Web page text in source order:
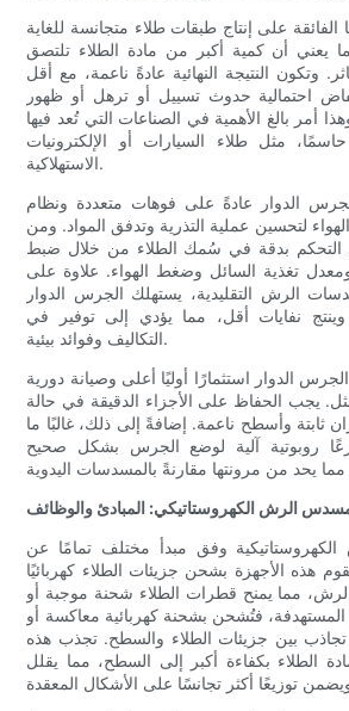
الفائقة على إنتاج طبقات طلاء متجانسة للغاية
يعني أن كمية أكبر من مادة الطلاء تلتصق
وتكون النتيجة النهائية عادةً ناعمة، مع أقل
احتمالية حدوث تسييل أو ترهل أو ظهور
أمر بالغ الأهمية في الصناعات التي تُعد فيها
مثل طلاء السيارات أو الإلكترونيات
الاستهلاكية.
الدوار عادةً على فوهات متعددة ونظام
لتحسين عملية التذرية وتدفق المواد. ومن
التحكم بدقة في سُمك الطلاء من خلال ضبط
تغذية السائل وضغط الهواء. علاوة على
الرش التقليدية، يستهلك الجرس الدوار
نفايات أقل، مما يؤدي إلى توفير في
التكاليف وفوائد بيئية.
الدوار استثمارًا أوليًا أعلى وصيانة دورية
يجب الحفاظ على الأجزاء الدقيقة في حالة
ثابتة وأسطح ناعمة. إضافةً إلى ذلك، غالبًا ما
روبوتية آلية لوضع الجرس بشكل صحيح
الرش الكهروستاتيكي: المبادئ والوظائف
وفق مبدأ مختلف تمامًا عن
هذه الأجهزة بشحن جزيئات الطلاء كهربائيًا
مما يمنح قطرات الطلاء شحنة موجبة أو
فتُشحن بشحنة كهربائية معاكسة أو
بين جزيئات الطلاء والسطح. تجذب هذه
الطلاء بكفاءة أكبر إلى السطح، مما يقلل